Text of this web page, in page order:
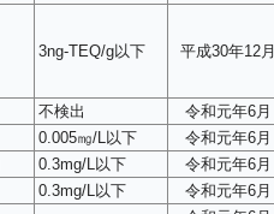
3ng-TEQ/g以下 平成30年12月
不検出 令和元年6月
0.005㎎/L以下 令和元年6月
0.3mg/L以下 令和元年6月
0.3mg/L以下 令和元年6月